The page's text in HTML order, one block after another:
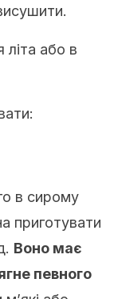
літа або в
в сирому
приготувати
Воно має
певного